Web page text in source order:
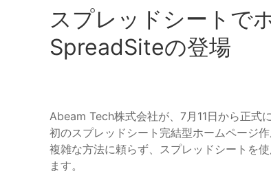
スプレッドシートで
SpreadSiteの登場
Abeam Tech株式会社が、7月11日から正式
初のスプレッドシート完結型ホームページ
複雑な方法に頼らず、スプレッドシートを
ます。